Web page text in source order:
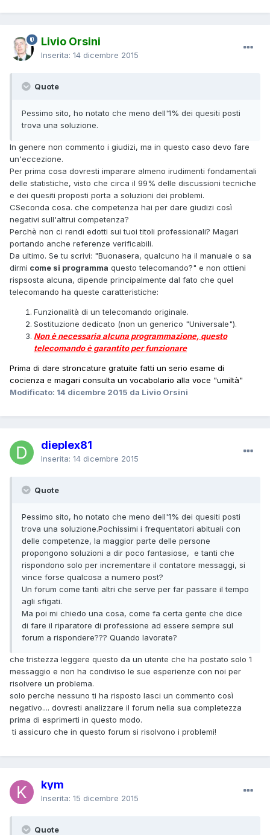
Livio Orsini
Inserita: 14 dicembre 2015
Quote
Pessimo sito, ho notato che meno dell'1% dei quesiti posti
trova una soluzione.
In genere non commento i giudizi, ma in questo caso devo fare
un'eccezione.
Per prima cosa dovresti imparare almeno irudimenti fondamentali
delle statistiche, visto che circa il 99% delle discussioni tecniche
e dei quesiti proposti porta a soluzioni dei problemi.
CSeconda cosa. che competenza hai per dare giudizi così
negativi sull'altrui competenza?
Perchè non ci rendi edotti sui tuoi titoli professionali? Magari
portando anche referenze verificabili.
Da ultimo. Se tu scrivi: "Buonasera, qualcuno ha il manuale o sa
dirmi come si programma questo telecomando?" e non ottieni
rispsosta alcuna, dipende principalmente dal fato che quel
telecomando ha queste caratteristiche:
Funzionalità di un telecomando originale.
Sostituzione dedicato (non un generico "Universale").
Non è necessaria alcuna programmazione, questo
telecomando è garantito per funzionare
Prima di dare stroncature gratuite fatti un serio esame di
cocienza e magari consulta un vocabolario alla voce "umiltà"
Modificato: 14 dicembre 2015 da Livio Orsini
dieplex81
Inserita: 14 dicembre 2015
Quote
Pessimo sito, ho notato che meno dell'1% dei quesiti posti
trova una soluzione.Pochissimi i frequentatori abituali con
delle competenze, la maggior parte delle persone
propongono soluzioni a dir poco fantasiose, e tanti che
rispondono solo per incrementare il contatore messaggi, si
vince forse qualcosa a numero post?
Un forum come tanti altri che serve per far passare il tempo
agli sfigati.
Ma poi mi chiedo una cosa, come fa certa gente che dice
di fare il riparatore di professione ad essere sempre sul
forum a rispondere??? Quando lavorate?
che tristezza leggere questo da un utente che ha postato solo 1
messaggio e non ha condiviso le sue esperienze con noi per
risolvere un problema.
solo perche nessuno ti ha risposto lasci un commento così
negativo.... dovresti analizzare il forum nella sua completezza
prima di esprimerti in questo modo.
ti assicuro che in questo forum si risolvono i problemi!
kym
Inserita: 15 dicembre 2015
Quote